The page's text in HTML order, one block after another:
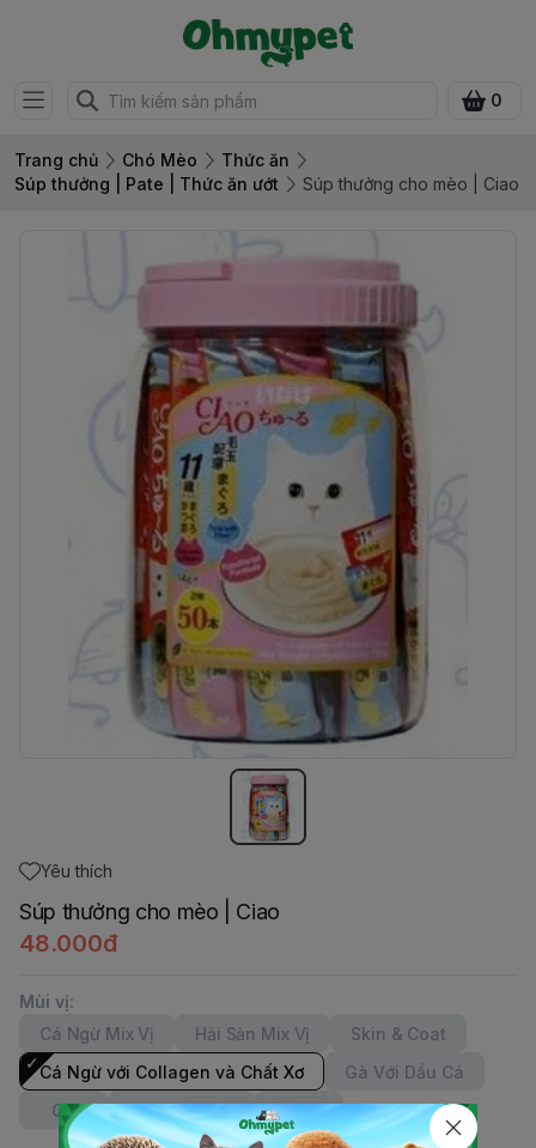
0
Trang chủ Chó Mèo
Thức ăn
Súp thưởng | Pate | Thức ăn ướt
Súp thưởng cho mèo | Ciao
Yêu thích
Súp thưởng cho mèo | Ciao
48.000đ
Mùi vị:
Cá Ngừ Mix Vị
Hải Sản Mix Vị
Skin & Coat
Cá Ngừ với Collagen và Chất Xơ
Gà Với Dầu Cá
Gà
Gà & sò điệp Mực